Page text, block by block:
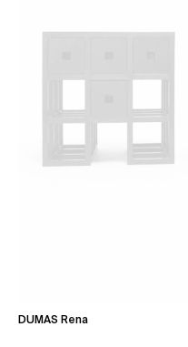
DUMAS Rena